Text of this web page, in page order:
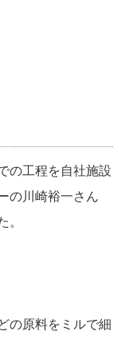
の工程を自社施設
の川崎裕一さん
。
の原料をミルで細